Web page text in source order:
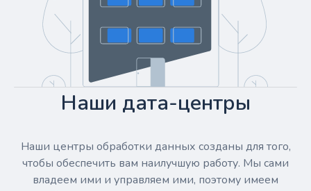
Наши дата-центры
Наши центры обработки данных созданы для того,
чтобы обеспечить вам наилучшую работу. Мы сами
владеем ими и управляем ими, поэтому имеем